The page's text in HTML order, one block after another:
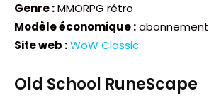
Genre :MMORPG rétro
Modèle économique :abonnement
Site web :WoW Classic
Old School RuneScape